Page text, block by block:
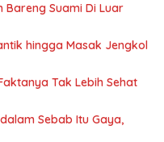
Bareng Suami Di Luar
hingga Masak Jengkol
Tak Lebih Sehat
Sebab Itu Gaya,